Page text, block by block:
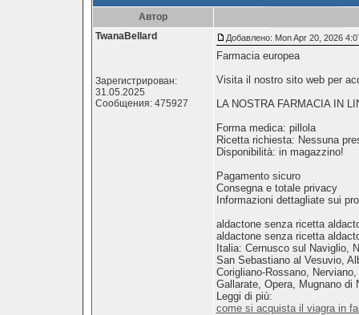
Автор
TwanaBellard
Зарегистрирован:
31.05.2025
Сообщения: 475927
Добавлено: Mon Apr 20, 2026
Farmacia europea
Visita il nostro sito web per
LA NOSTRA FARMACIA IN
Forma medica: pillola
Ricetta richiesta: Nessuna
Disponibilità: in magazzino!
Pagamento sicuro
Consegna e totale privacy
Informazioni dettagliate sui
aldactone senza ricetta
aldactone senza ricetta
Italia: Cernusco sul Naviglio,
San Sebastiano al Vesuvio,
Corigliano-Rossano,
Gallarate, Opera, Mugnano di
Leggi di più:
come si acquista il viagra in